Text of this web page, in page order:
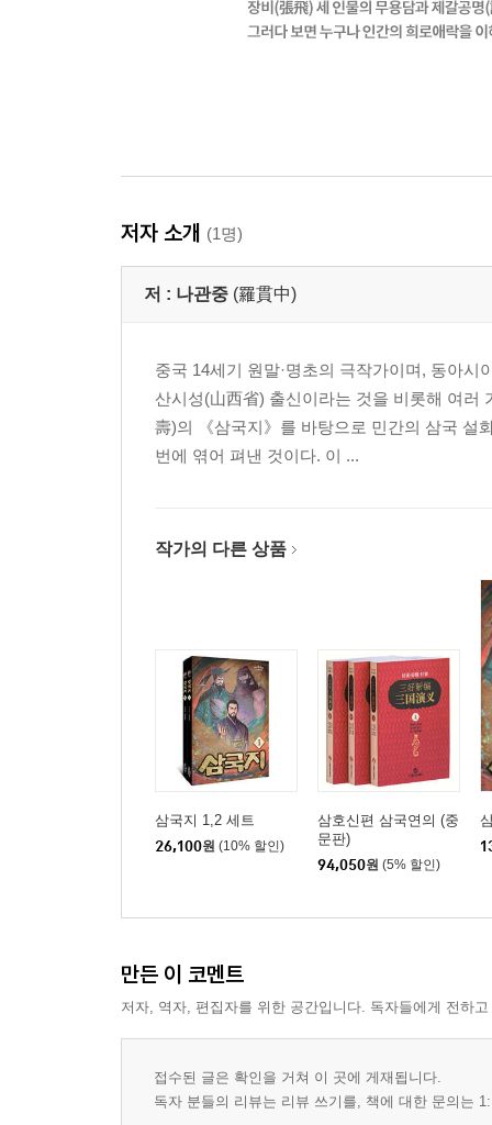
저자 소개 (1명)
저 : 나관중 (羅貫中)
중국 14세기 원말·명초의 극작가이며, 동아
산시성(山西省) 출신이라는 것을 비롯해 여러
壽)의 《삼국지》를 바탕으로 민간의 삼국 설
번에 엮어 펴낸 것이다. 이 ...
작가의 다른 상품
삼국지 1,2 세트
26,100원 (10% 할인)
삼호신편 삼국연의 (중
문판)
94,050원 (5% 할인)
만든 이 코멘트
저자, 역자, 편집자를 위한 공간입니다. 독자들에게 전하
접수된 글은 확인을 거쳐 이 곳에 게재됩니다.
독자 분들의 리뷰는 리뷰 쓰기를, 책에 대한 문의는